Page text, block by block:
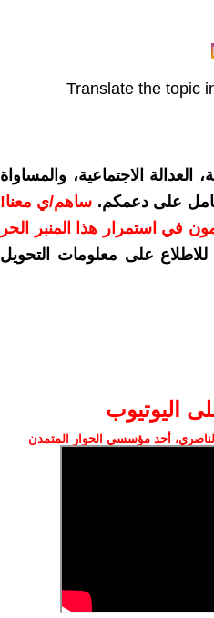
Translate the topic
الاجتماعية، والمساواة
كامل على دعمكم. ساهم/ي معنا!
تساهمون في استمرار هذا المنبر الحر
للاطلاع على معلومات التحويل
اليوتيوب
أحد مؤسسي الحوار المتمدن